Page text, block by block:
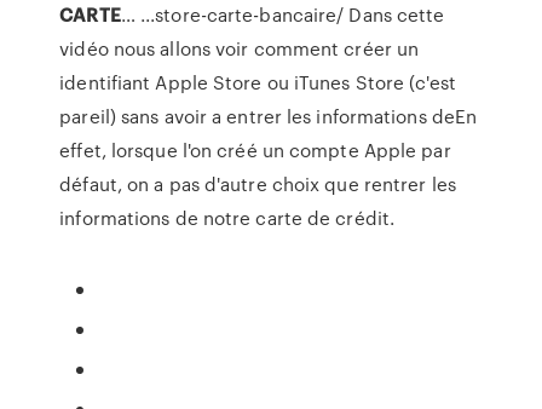
CARTE… ...store-carte-bancaire/ Dans cette
vidéo nous allons voir comment créer un
identifiant Apple Store ou iTunes Store (c'est
pareil) sans avoir a entrer les informations deEn
effet, lorsque l'on créé un compte Apple par
défaut, on a pas d'autre choix que rentrer les
informations de notre carte de crédit.